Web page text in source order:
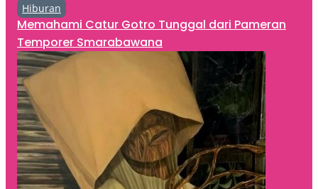
Hiburan
Memahami Catur Gotro Tunggal dari Pameran
Temporer Smarabawana